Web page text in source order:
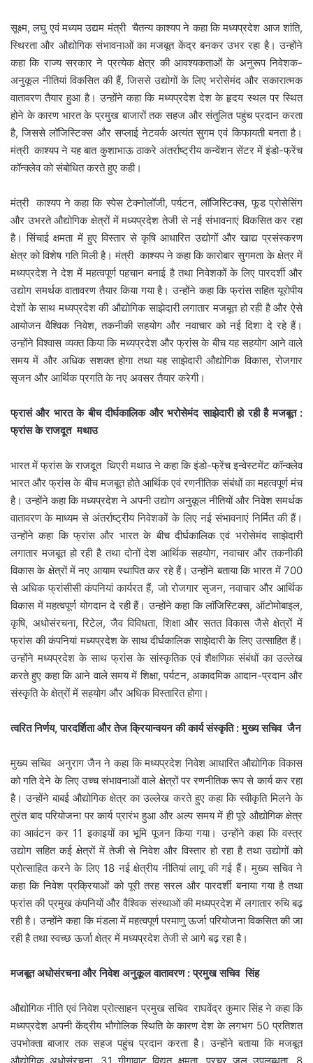
सूक्ष्म, लघु एवं मध्यम उद्यम मंत्री चैतन्य काश्यप ने कहा कि मध्यप्रदेश आज शांति,
स्थिरता और औद्योगिक संभावनाओं का मजबूत केंद्र बनकर उभर रहा है। उन्होंने
कहा कि राज्य सरकार ने प्रत्येक क्षेत्र की आवश्यकताओं के अनुरूप निवेशक-
अनुकूल नीतियां विकसित की हैं, जिससे उद्योगों के लिए भरोसेमंद और सकारात्मक
वातावरण तैयार हुआ है। उन्होंने कहा कि मध्यप्रदेश देश के हृदय स्थल पर स्थित
होने के कारण भारत के प्रमुख बाजारों तक सहज और संतुलित पहुंच प्रदान करता
है, जिससे लॉजिस्टिक्स और सप्लाई नेटवर्क अत्यंत सुगम एवं किफायती बनता है।
मंत्री काश्यप ने यह बात कुशाभाऊ ठाकरे अंतर्राष्ट्रीय कन्वेंशन सेंटर में इंडो-फ्रेंच
कॉन्क्लेव को संबोधित करते हुए कही।
मंत्री काश्यप ने कहा कि स्पेस टेक्नोलॉजी, पर्यटन, लॉजिस्टिक्स, फूड प्रोसेसिंग
और उभरते औद्योगिक क्षेत्रों में मध्यप्रदेश तेजी से नई संभावनाएं विकसित कर रहा
है। सिंचाई क्षमता में हुए विस्तार से कृषि आधारित उद्योगों और खाद्य प्रसंस्करण
क्षेत्र को विशेष गति मिली है। मंत्री काश्यप ने कहा कि कारोबार सुगमता के क्षेत्र में
मध्यप्रदेश ने देश में महत्वपूर्ण पहचान बनाई है तथा निवेशकों के लिए पारदर्शी और
उद्योग समर्थक वातावरण तैयार किया गया है। उन्होंने कहा कि फ्रांस सहित यूरोपीय
देशों के साथ मध्यप्रदेश की औद्योगिक साझेदारी लगातार मजबूत हो रही है और ऐसे
आयोजन वैश्विक निवेश, तकनीकी सहयोग और नवाचार को नई दिशा दे रहे हैं।
उन्होंने विश्वास व्यक्त किया कि मध्यप्रदेश और फ्रांस के बीच यह सहयोग आने वाले
समय में और अधिक सशक्त होगा तथा यह साझेदारी औद्योगिक विकास, रोजगार
सृजन और आर्थिक प्रगति के नए अवसर तैयार करेगी।
फ्रासं और भारत के बीच दीर्घकालिक और भरोसेमंद साझेदारी हो रही है मजबूत :
फ्रांस के राजदूत मथाउ
भारत में फ्रांस के राजदूत थिएरी मथाउ ने कहा कि इंडो-फ्रेंच इन्वेस्टमेंट कॉन्क्लेव
भारत और फ्रांस के बीच मजबूत होते आर्थिक एवं रणनीतिक संबंधों का महत्वपूर्ण मंच
है। उन्होंने कहा कि मध्यप्रदेश ने अपनी उद्योग अनुकूल नीतियों और निवेश समर्थक
वातावरण के माध्यम से अंतर्राष्ट्रीय निवेशकों के लिए नई संभावनाएं निर्मित की हैं।
उन्होंने कहा कि फ्रांस और भारत के बीच दीर्घकालिक एवं भरोसेमंद साझेदारी
लगातार मजबूत हो रही है तथा दोनों देश आर्थिक सहयोग, नवाचार और तकनीकी
विकास के क्षेत्रों में नए आयाम स्थापित कर रहे हैं। उन्होंने बताया कि भारत में 700
से अधिक फ्रांसीसी कंपनियां कार्यरत हैं, जो रोजगार सृजन, नवाचार और आर्थिक
विकास में महत्वपूर्ण योगदान दे रही हैं। उन्होंने कहा कि लॉजिस्टिक्स, ऑटोमोबाइल,
कृषि, अधोसंरचना, रिटेल, जैव विविधता, शिक्षा और सतत विकास जैसे क्षेत्रों में
फ्रांस की कंपनियां मध्यप्रदेश के साथ दीर्घकालिक साझेदारी के लिए उत्साहित हैं।
उन्होंने मध्यप्रदेश के साथ फ्रांस के सांस्कृतिक एवं शैक्षणिक संबंधों का उल्लेख
करते हुए कहा कि आने वाले समय में शिक्षा, पर्यटन, अकादमिक आदान-प्रदान और
संस्कृति के क्षेत्रों में सहयोग और अधिक विस्तारित होगा।
त्वरित निर्णय, पारदर्शिता और तेज क्रियान्वयन की कार्य संस्कृति : मुख्य सचिव जैन
मुख्य सचिव अनुराग जैन ने कहा कि मध्यप्रदेश निवेश आधारित औद्योगिक विकास
को गति देने के लिए उच्च संभावनाओं वाले क्षेत्रों पर रणनीतिक रूप से कार्य कर रहा
है। उन्होंने बाबई औद्योगिक क्षेत्र का उल्लेख करते हुए कहा कि स्वीकृति मिलने के
तुरंत बाद परियोजना पर कार्य प्रारंभ हुआ और अल्प समय में ही पूरे औद्योगिक क्षेत्र
का आवंटन कर 11 इकाइयों का भूमि पूजन किया गया। उन्होंने कहा कि वस्त्र
उद्योग सहित कई क्षेत्रों में तेजी से निवेश और विस्तार हो रहा है तथा उद्योगों को
प्रोत्साहित करने के लिए 18 नई क्षेत्रीय नीतियां लागू की गई हैं। मुख्य सचिव ने
कहा कि निवेश प्रक्रियाओं को पूरी तरह सरल और पारदर्शी बनाया गया है तथा
फ्रांस की प्रमुख कंपनियों और वैश्विक संस्थाओं की मध्यप्रदेश में लगातार रुचि बढ़
रही है। उन्होंने कहा कि मंडला में महत्वपूर्ण परमाणु ऊर्जा परियोजना विकसित की जा
रही है तथा स्वच्छ ऊर्जा क्षेत्र में मध्यप्रदेश तेजी से आगे बढ़ रहा है।
मजबूत अधोसंरचना और निवेश अनुकूल वातावरण : प्रमुख सचिव सिंह
औद्योगिक नीति एवं निवेश प्रोत्साहन प्रमुख सचिव राघवेंद्र कुमार सिंह ने कहा कि
मध्यप्रदेश अपनी केंद्रीय भौगोलिक स्थिति के कारण देश के लगभग 50 प्रतिशत
उपभोक्ता बाजार तक सहज पहुंच प्रदान करता है। उन्होंने बताया कि मजबूत
औद्योगिक अधोसंरचना, 31 गीगावाट विद्युत क्षमता, प्रचुर जल उपलब्धता, 8